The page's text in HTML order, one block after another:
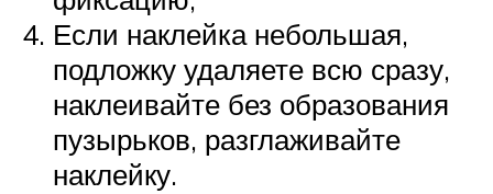
Если наклейка небольшая,
подложку удаляете всю сразу,
наклеивайте без образования
пузырьков, разглаживайте
наклейку.